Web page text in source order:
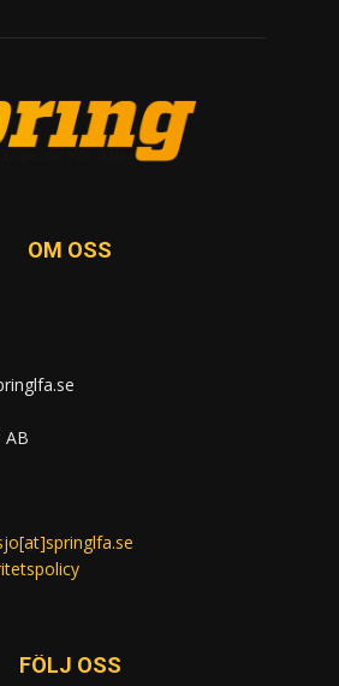
OM OSS
AB
FÖLJ OSS